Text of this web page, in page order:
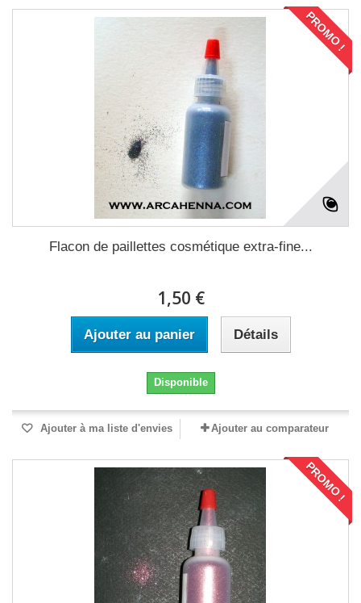
PROMO !
Flacon de paillettes cosmétique extra-fine...
1,50 €
Ajouter au panier Détails
Disponible
Ajouter à ma liste d'envies Ajouter au comparateur
PROMO !